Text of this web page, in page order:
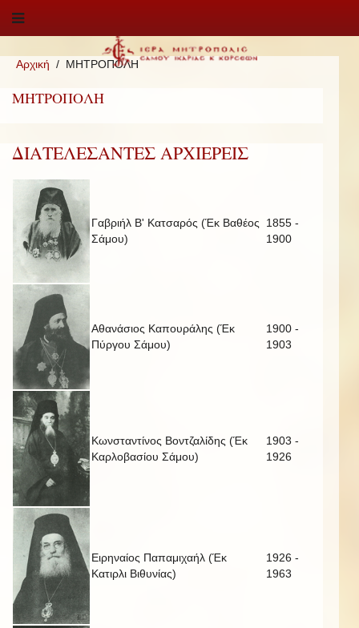
Αρχική ΜΗΤΡΟΠΟΛΗ
ΜΗΤΡΟΠΟΛΗ
ΔΙΑΤΕΛΕΣΑΝΤΕΣ ΑΡΧΙΕΡΕΙΣ
Γαβριήλ Β' Κατσαρός (Έκ Βαθέος
Σάμου)
1855 -
1900
Αθανάσιος Καπουράλης (Έκ
Πύργου Σάμου)
1900 -
1903
Κωνσταντίνος Βοντζαλίδης (Έκ
Καρλοβασίου Σάμου)
1903 -
1926
Ειρηναίος Παπαμιχαήλ (Έκ
Κατιρλι Βιθυνίας)
1926 -
1963